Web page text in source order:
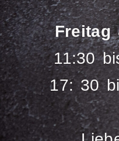
Freitag
11:30
17: 30